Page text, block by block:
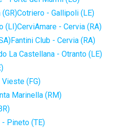
Cotriero - Gallipoli (LE)
(LI)CerviAmare - Cervia (RA)
Fantini Club - Cervia (RA)
La Castellana - Otranto (LE)
Vieste (FG)
Marinella (RM)
Pineto (TE)